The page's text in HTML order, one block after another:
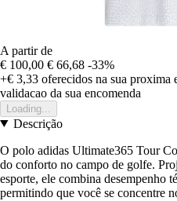
A partir de
€ 100,00 € 66,68 -33%
+€ 3,33 oferecidos na sua proxima
validacao da sua encomenda
Loading...
Descrição
O polo adidas Ultimate365 Tour
do conforto no campo de golfe.
esporte, ele combina desempenho
permitindo que você se concentre